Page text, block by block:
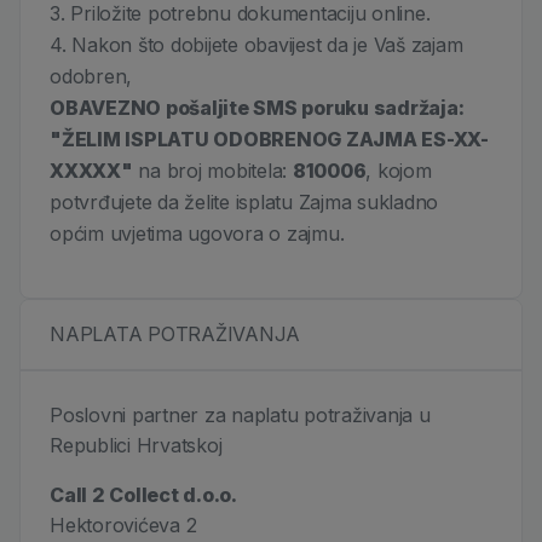
3. Priložite potrebnu dokumentaciju online.
4. Nakon što dobijete obavijest da je Vaš zajam
odobren,
OBAVEZNO pošaljite SMS poruku sadržaja:
"ŽELIM ISPLATU ODOBRENOG ZAJMA ES-XX-
XXXXX" na broj mobitela: 810006, kojom
potvrđujete da želite isplatu Zajma sukladno
općim uvjetima ugovora o zajmu.
NAPLATA POTRAŽIVANJA
Poslovni partner za naplatu potraživanja u
Republici Hrvatskoj
Call 2 Collect d.o.o.
Hektorovićeva 2